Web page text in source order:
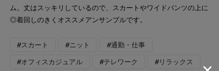
ム。丈はスッキリしているので、スカートやワイドパンツの上に
◎着回しのきくオススメアンサンブルです。
#スカート #ニット #通勤・仕事
#オフィスカジュアル #テレワーク #リラックス